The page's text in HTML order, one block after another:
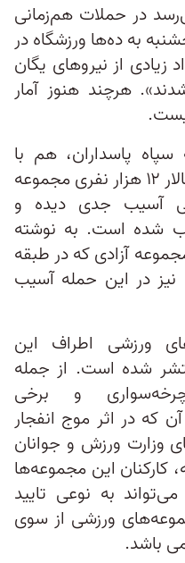
در حملات هم‌زمانی
۱۰ صبح پنجشنبه به ده‌ها ورزشگاه در
زیادی از نیروهای یگان
هرچند هنوز آمار
سپاه پاسداران، هم با
انتشار تصاویری تایید کرد که تالار ۱۲ هزار نفری مجموعه
آسیب جدی دیده و
شده است. به نوشته
آزادی که در طبقه
نیز در این حمله آسیب
ورزشی اطراف این
شده است. از جمله
و برخی
که در اثر موج انفجار
وزارت ورزش و جوانان
کارکنان این مجموعه‌ها
به نوعی تایید
ورزشی از سوی
باشد.